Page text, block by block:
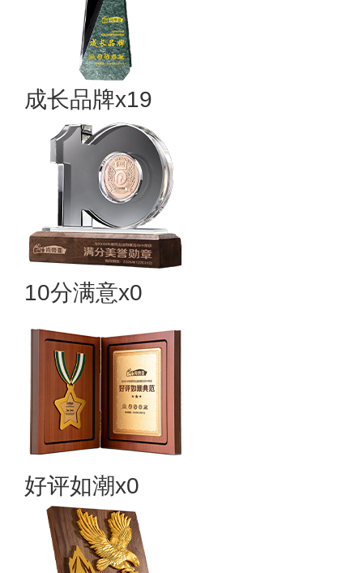
成长品牌x19
10分满意x0
好评如潮x0